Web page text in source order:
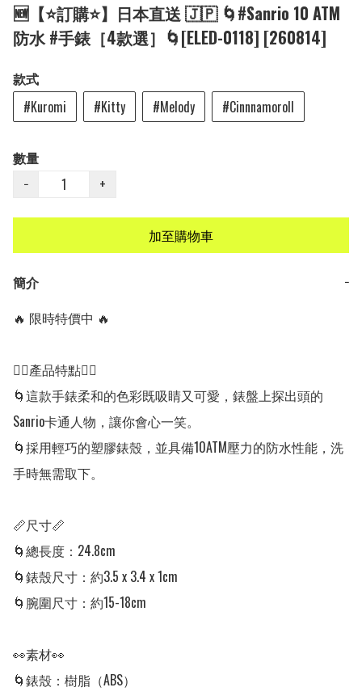
🆕【⭐訂購⭐】日本直送 🇯🇵 🌀#Sanrio 10 ATM
防水 #手錶［4款選］🌀[ELED-0118] [260814]
款式
#Kuromi
#Kitty #Melody #Cinnnamoroll
數量
−
+
加至購物車
簡介
−
🔥 限時特價中 🔥
👍🏻產品特點👍🏻
🌀這款手錶柔和的色彩既吸睛又可愛，錶盤上探出頭的
Sanrio卡通人物，讓你會心一笑。
🌀採用輕巧的塑膠錶殼，並具備10ATM壓力的防水性能，洗
手時無需取下。
📏尺寸📏
🌀總長度：24.8cm
🌀錶殼尺寸：約3.5 x 3.4 x 1cm
🌀腕圍尺寸：約15-18cm
👀素材👀
🌀錶殼：樹脂（ABS）